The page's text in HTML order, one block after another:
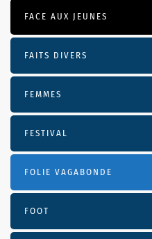
FACE AUX JEUNES
FAITS DIVERS
FEMMES
FESTIVAL
FOLIE VAGABONDE
FOOT